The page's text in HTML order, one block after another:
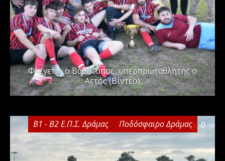
Φλέγεται ο Βαθύτοπος, υπερπρωταθλητής ο
Αετός (Βίντεο)
Β1 - Β2 Ε.Π.Σ. Δράμας Ποδόσφαιρο Δράμας 0